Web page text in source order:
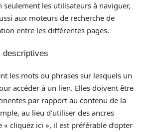
seulement les utilisateurs à naviguer,
aux moteurs de recherche de
entre les différentes pages.
descriptives
les mots ou phrases sur lesquels un
accéder à un lien. Elles doivent être
par rapport au contenu de la
au lieu d’utiliser des ancres
cliquez ici », il est préférable d’opter